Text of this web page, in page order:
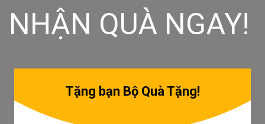
NHẬN QUÀ NGAY!
Tặng bạn Bộ Quà Tặng!